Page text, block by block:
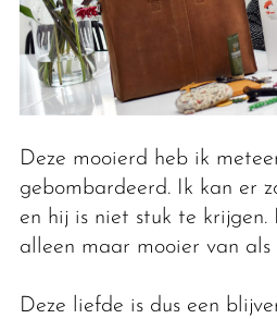
Deze mooierd heb ik
gebombardeerd. Ik kan er
en hij is niet stuk te krijgen.
alleen maar mooier van als
Deze liefde is dus een